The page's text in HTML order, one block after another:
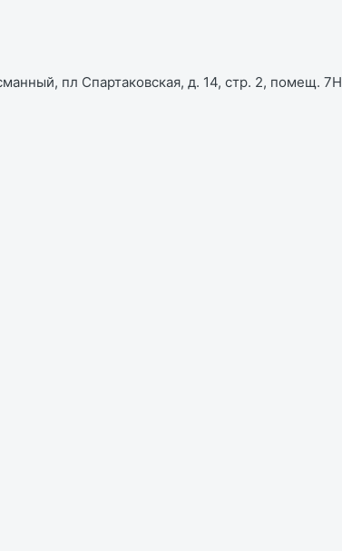
пл Спартаковская, д. 14, стр. 2, помещ. 7Н